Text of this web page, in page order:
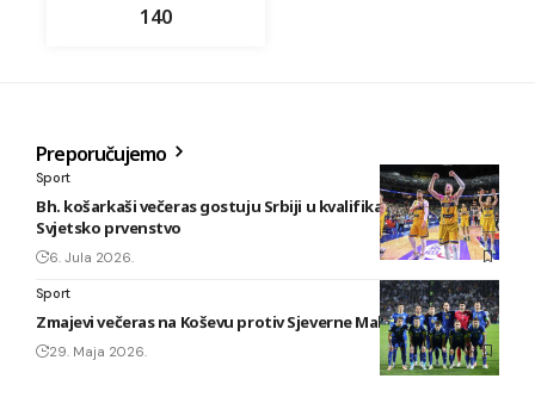
140
Preporučujemo
Sport
Bh. košarkaši večeras gostuju Srbiji u kvalifikacijama za
Svjetsko prvenstvo
6. Jula 2026.
Sport
Zmajevi večeras na Koševu protiv Sjeverne Makedonije
29. Maja 2026.